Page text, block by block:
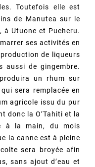
Toutefois elle est
de Manutea sur le
à Utuone et Pueheru.
ses activités en
de liqueurs
aussi de gingembre.
un rhum sur
sera remplacée en
agricole issu du pur
donc la O’Tahiti et la
à la main, du mois
la canne est à pleine
sera broyée afin
sans ajout d’eau et